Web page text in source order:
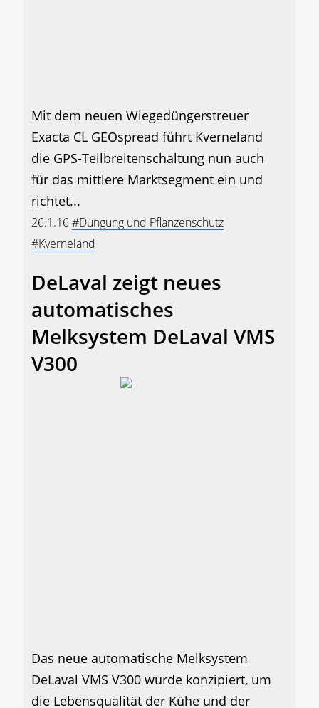
Mit dem neuen Wiegedüngerstreuer
Exacta CL GEOspread führt Kverneland
die GPS-Teilbreitenschaltung nun auch
für das mittlere Marktsegment ein und
richtet...
26.1.16#Düngung und Pflanzenschutz
#Kverneland
DeLaval zeigt neues
automatisches
Melksystem DeLaval VMS
V300
Das neue automatische Melksystem
DeLaval VMS V300 wurde konzipiert, um
die Lebensqualität der Kühe und der